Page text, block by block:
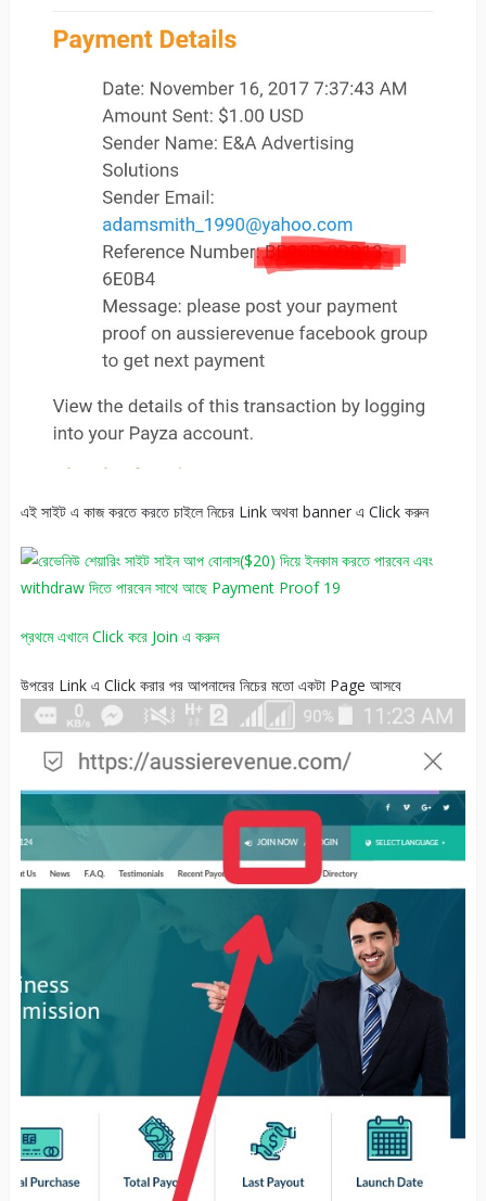
এই সাইট এ কাজ করতে করতে চাইলে নিচের Link অথবা banner এ Click করুন
প্রথমে এখানে Click করে Join এ করুন
উপরের Link এ Click করার পর আপনাদের নিচের মতো একটা Page আসবে